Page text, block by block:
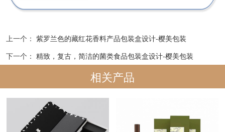
上一个： 紫罗兰色的藏红花香料产品包装盒设计-樱美包装
下一个： 精致，复古，简洁的菌类食品包装盒设计-樱美包装
相关产品